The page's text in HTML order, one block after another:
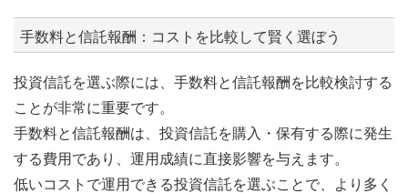
手数料と信託報酬：コストを比較して賢く選ぼう
投資信託を選ぶ際には、手数料と信託報酬を比較検討する
ことが非常に重要です。
手数料と信託報酬は、投資信託を購入・保有する際に発生
する費用であり、運用成績に直接影響を与えます。
低いコストで運用できる投資信託を選ぶことで、より多く